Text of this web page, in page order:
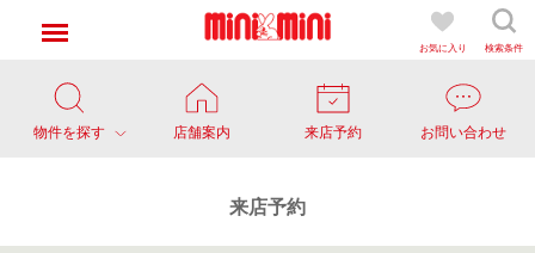
お気に入り 検索条件
物件を探す 店舗案内 来店予約 お問い合わせ
来店予約